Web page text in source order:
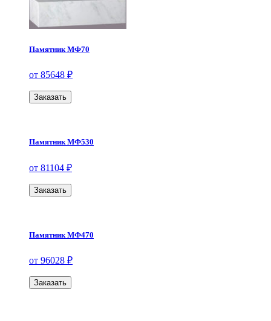
Памятник МФ70
от 85648 ₽
Заказать
Памятник МФ530
от 81104 ₽
Заказать
Памятник МФ470
от 96028 ₽
Заказать